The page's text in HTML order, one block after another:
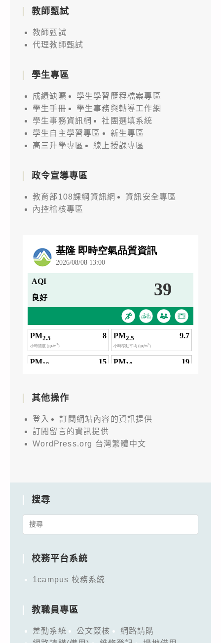
教師甄試
教師甄試
代理教師甄試
學生專區
成績缺曠
學生學習歷程檔案專區
學生手冊
學生事務與轉導工作網
學生事務資訊網
社團選填系統
學生自主學習專區
新生專區
高三升學專區
線上授課專區
政令宣導專區
教育部108課綱資訊網
資訊安全專區
內控稽核專區
其他操作
登入
訂閱網站內容的資訊提供
訂閱留言的資訊提供
WordPress.org 台灣繁體中文
搜尋
Search
校務平台系統
1campus 校務系統
教職員專區
差勤系統 公文簽核
網路請購